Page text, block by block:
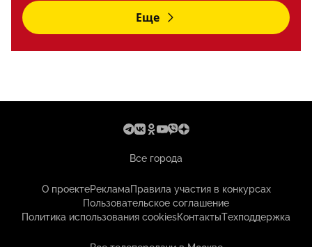
Еще
Все города
О проектеРекламаПравила участия в конкурсах
Пользовательское соглашение
Политика использования cookiesКонтактыТехподдержка